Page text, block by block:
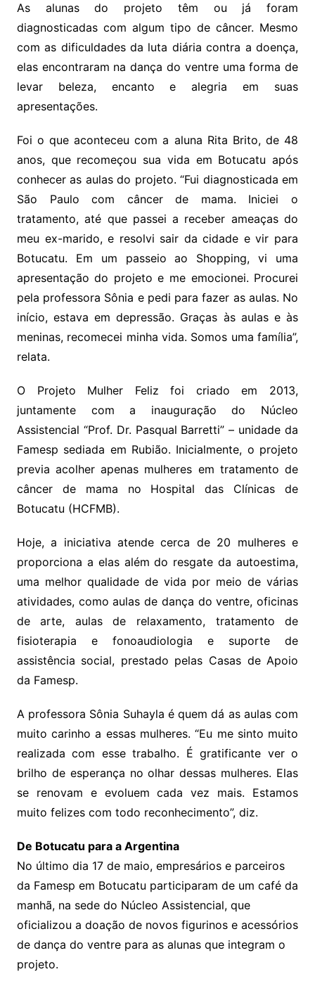
As alunas do projeto têm ou já foram
diagnosticadas com algum tipo de câncer. Mesmo
com as dificuldades da luta diária contra a doença,
elas encontraram na dança do ventre uma forma de
levar beleza, encanto e alegria em suas
apresentações.
Foi o que aconteceu com a aluna Rita Brito, de 48
anos, que recomeçou sua vida em Botucatu após
conhecer as aulas do projeto. “Fui diagnosticada em
São Paulo com câncer de mama. Iniciei o
tratamento, até que passei a receber ameaças do
meu ex-marido, e resolvi sair da cidade e vir para
Botucatu. Em um passeio ao Shopping, vi uma
apresentação do projeto e me emocionei. Procurei
pela professora Sônia e pedi para fazer as aulas. No
início, estava em depressão. Graças às aulas e às
meninas, recomecei minha vida. Somos uma família”,
relata.
O Projeto Mulher Feliz foi criado em 2013,
juntamente com a inauguração do Núcleo
Assistencial “Prof. Dr. Pasqual Barretti” – unidade da
Famesp sediada em Rubião. Inicialmente, o projeto
previa acolher apenas mulheres em tratamento de
câncer de mama no Hospital das Clínicas de
Botucatu (HCFMB).
Hoje, a iniciativa atende cerca de 20 mulheres e
proporciona a elas além do resgate da autoestima,
uma melhor qualidade de vida por meio de várias
atividades, como aulas de dança do ventre, oficinas
de arte, aulas de relaxamento, tratamento de
fisioterapia e fonoaudiologia e suporte de
assistência social, prestado pelas Casas de Apoio
da Famesp.
A professora Sônia Suhayla é quem dá as aulas com
muito carinho a essas mulheres. “Eu me sinto muito
realizada com esse trabalho. É gratificante ver o
brilho de esperança no olhar dessas mulheres. Elas
se renovam e evoluem cada vez mais. Estamos
muito felizes com todo reconhecimento”, diz.
De Botucatu para a Argentina
No último dia 17 de maio, empresários e parceiros
da Famesp em Botucatu participaram de um café da
manhã, na sede do Núcleo Assistencial, que
oficializou a doação de novos figurinos e acessórios
de dança do ventre para as alunas que integram o
projeto.